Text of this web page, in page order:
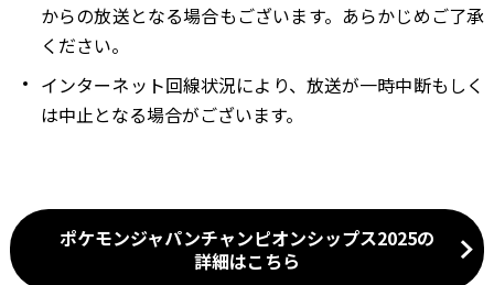
からの放送となる場合もございます。あらかじめご了承
ください。
インターネット回線状況により、放送が一時中断もしく
は中止となる場合がございます。
ポケモンジャパンチャンピオンシップス2025の
詳細はこちら